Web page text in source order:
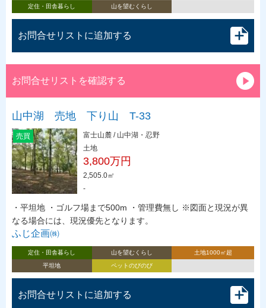
定住・田舎暮らし 山を望むくらし
お問合せリストに追加する
お問合せリストを確認する
山中湖 売地 下り山 T-33
売買
富士山麓 / 山中湖・忍野
土地
3,800万円
2,505.0㎡
-
・平坦地 ・ゴルフ場まで500m ・管理費無し ※図面と現況が異
なる場合には、現況優先となります。
ふじ企画㈱
定住・田舎暮らし 山を望むくらし
土地1000㎡超
平坦地
ペットのびのび
お問合せリストに追加する